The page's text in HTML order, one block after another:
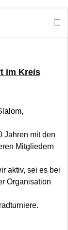
im Kreis
Jahren mit den
Mitgliedern
aktiv, sei es bei
Organisation